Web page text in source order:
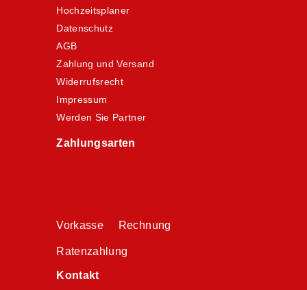
Hochzeitsplaner
Datenschutz
AGB
Zahlung und Versand
Widerrufsrecht
Impressum
Werden Sie Partner
Zahlungsarten
Vorkasse Rechnung
Ratenzahlung
Kontakt